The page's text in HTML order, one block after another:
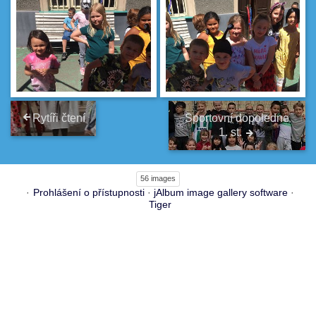
Rytíři čtení
Sportovní dopoledne
1. st.
56 images
Prohlášení o přístupnosti· jAlbum image gallery software·
Tiger